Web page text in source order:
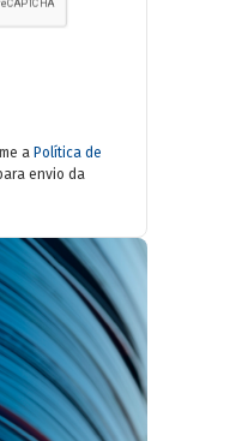
a Política de
envio da